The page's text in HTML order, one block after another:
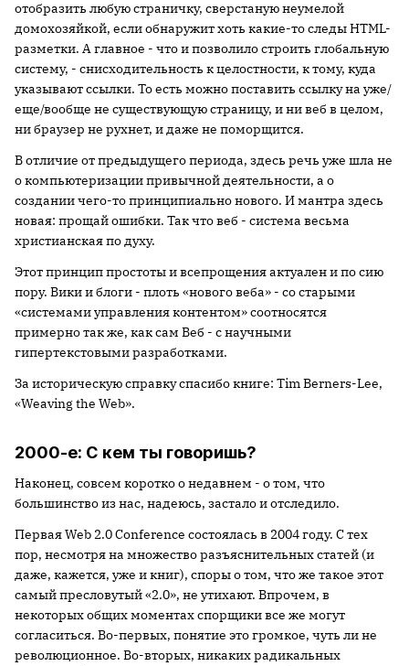
отобразить любую страничку, сверстаную неумелой
домохозяйкой, если обнаружит хоть какие-то следы HTML-
разметки. А главное - что и позволило строить глобальную
систему, - снисходительность к целостности, к тому, куда
указывают ссылки. То есть можно поставить ссылку на уже/
еще/вообще не существующую страницу, и ни веб в целом,
ни браузер не рухнет, и даже не поморщится.
В отличие от предыдущего периода, здесь речь уже шла не
о компьютеризации привычной деятельности, а о
создании чего-то принципиально нового. И мантра здесь
новая: прощай ошибки. Так что веб - система весьма
христианская по духу.
Этот принцип простоты и всепрощения актуален и по сию
пору. Вики и блоги - плоть «нового веба» - со старыми
«системами управления контентом» соотносятся
примерно так же, как сам Веб - с научными
гипертекстовыми разработками.
За историческую справку спасибо книге: Tim Berners-Lee,
«Weaving the Web».
2000-е: С кем ты говоришь?
Наконец, совсем коротко о недавнем - о том, что
большинство из нас, надеюсь, застало и отследило.
Первая Web 2.0 Conference состоялась в 2004 году. С тех
пор, несмотря на множество разъяснительных статей (и
даже, кажется, уже и книг), споры о том, что же такое этот
самый пресловутый «2.0», не утихают. Впрочем, в
некоторых общих моментах спорщики все же могут
согласиться. Во-первых, понятие это громкое, чуть ли не
революционное. Во-вторых, никаких радикальных